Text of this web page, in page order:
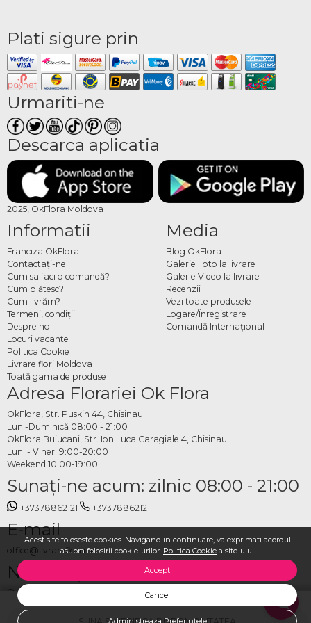
Acest site foloseste cookies. Navigand in continuare, va exprimati acordul
asupra folosirii cookie-urilor. Politica Cookie a site-ului
Accept
Cancel
Administreaza Preferintele
Plati sigure prin
Urmariti-ne
Descarca aplicatia
2025, OkFlora Moldova
Informatii
Franciza OkFlora
Contactaţi-ne
Cum sa faci o comandă?
Cum plătesc?
Cum livrăm?
Termeni, condiţii
Despre noi
Locuri vacante
Politica Cookie
Livrare flori Moldova
Toată gama de produse
Media
Blog OkFlora
Galerie Foto la livrare
Galerie Video la livrare
Recenzii
Vezi toate produsele
Logare/Înregistrare
Comandă Internațional
Adresa Florariei Ok Flora
OkFlora, Str. Puskin 44, Chisinau
Luni-Duminică 08:00 - 21:00
OkFlora Buiucani, Str. Ion Luca Caragiale 4, Chisinau
Luni - Vineri 9:00-20:00
Weekend 10:00-19:00
Sunaţi-ne acum: zilnic 08:00 - 21:00
+37378862121 +37378862121
E-mail
office@livrareflori.md
Ne puteți contacta:
whatsapp